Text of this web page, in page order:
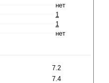
нет
1
1
нет
7.2
7.4